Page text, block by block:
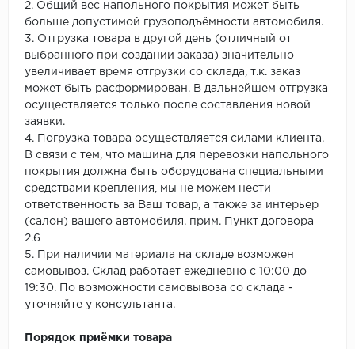
2. Общий вес напольного покрытия может быть
больше допустимой грузоподъёмности автомобиля.
3. Отгрузка товара в другой день (отличный от
выбранного при создании заказа) значительно
увеличивает время отгрузки со склада, т.к. заказ
может быть расформирован. В дальнейшем отгрузка
осуществляется только после составления новой
заявки.
4. Погрузка товара осуществляется силами клиента.
В связи с тем, что машина для перевозки напольного
покрытия должна быть оборудована специальными
средствами крепления, мы не можем нести
ответственность за Ваш товар, а также за интерьер
(салон) вашего автомобиля. прим. Пункт договора
2.6
5. При наличии материала на складе возможен
самовывоз. Склад работает ежедневно с 10:00 до
19:30. По возможности самовывоза со склада -
уточняйте у консультанта.
Порядок приёмки товара